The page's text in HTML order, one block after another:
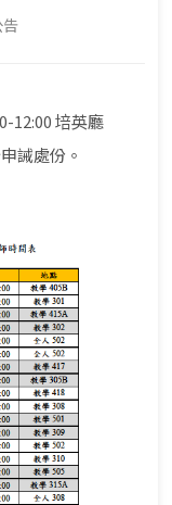
12:00 培英廳
誡處份。